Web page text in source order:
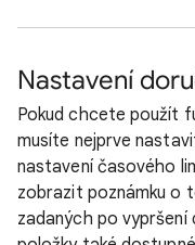
Nastavení
Pokud chcete použít
musíte nejprve
nastavení časového
zobrazit poznámku o
zadaných po